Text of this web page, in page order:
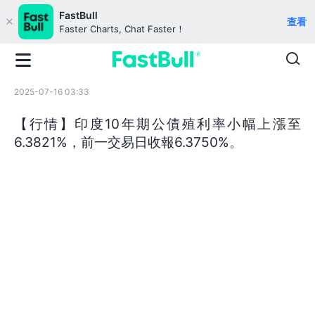
FastBull
Faster Charts, Chat Faster！
查看
2025-07-16 03:33
【行情】印度10年期公債殖利率小幅上漲至
6.3821%，前一交易日收報6.3750%。